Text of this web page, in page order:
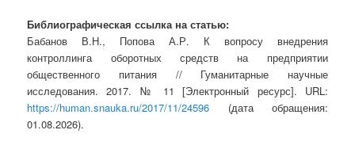
Библиографическая ссылка на статью:
Бабанов В.Н., Попова А.Р. К вопросу внедрения
контроллинга оборотных средств на предприятии
общественного питания // Гуманитарные научные
исследования. 2017. № 11 [Электронный ресурс]. URL:
https://human.snauka.ru/2017/11/24596 (дата обращения:
01.08.2026).